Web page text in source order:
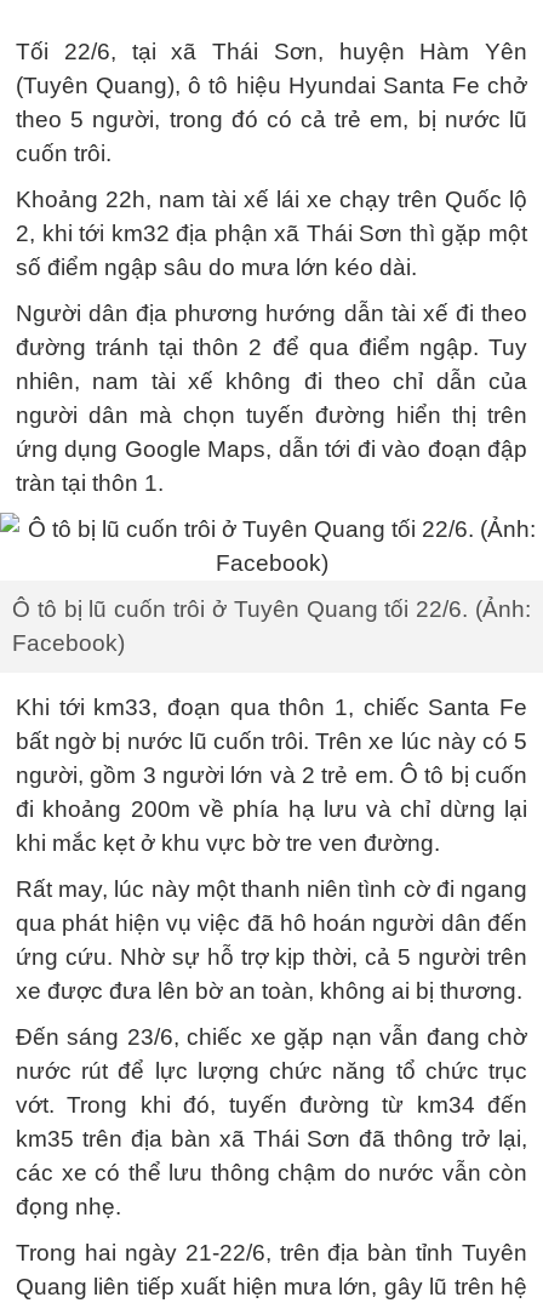
Tối 22/6, tại xã Thái Sơn, huyện Hàm Yên
(Tuyên Quang), ô tô hiệu Hyundai Santa Fe chở
theo 5 người, trong đó có cả trẻ em, bị nước lũ
cuốn trôi.
Khoảng 22h, nam tài xế lái xe chạy trên Quốc lộ
2, khi tới km32 địa phận xã Thái Sơn thì gặp một
số điểm ngập sâu do mưa lớn kéo dài.
Người dân địa phương hướng dẫn tài xế đi theo
đường tránh tại thôn 2 để qua điểm ngập. Tuy
nhiên, nam tài xế không đi theo chỉ dẫn của
người dân mà chọn tuyến đường hiển thị trên
ứng dụng Google Maps, dẫn tới đi vào đoạn đập
tràn tại thôn 1.
Ô tô bị lũ cuốn trôi ở Tuyên Quang tối 22/6. (Ảnh:
Facebook)
Khi tới km33, đoạn qua thôn 1, chiếc Santa Fe
bất ngờ bị nước lũ cuốn trôi. Trên xe lúc này có 5
người, gồm 3 người lớn và 2 trẻ em. Ô tô bị cuốn
đi khoảng 200m về phía hạ lưu và chỉ dừng lại
khi mắc kẹt ở khu vực bờ tre ven đường.
Rất may, lúc này một thanh niên tình cờ đi ngang
qua phát hiện vụ việc đã hô hoán người dân đến
ứng cứu. Nhờ sự hỗ trợ kịp thời, cả 5 người trên
xe được đưa lên bờ an toàn, không ai bị thương.
Đến sáng 23/6, chiếc xe gặp nạn vẫn đang chờ
nước rút để lực lượng chức năng tổ chức trục
vớt. Trong khi đó, tuyến đường từ km34 đến
km35 trên địa bàn xã Thái Sơn đã thông trở lại,
các xe có thể lưu thông chậm do nước vẫn còn
đọng nhẹ.
Trong hai ngày 21-22/6, trên địa bàn tỉnh Tuyên
Quang liên tiếp xuất hiện mưa lớn, gây lũ trên hệ